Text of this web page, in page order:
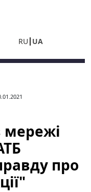
RU UA
мережі
про